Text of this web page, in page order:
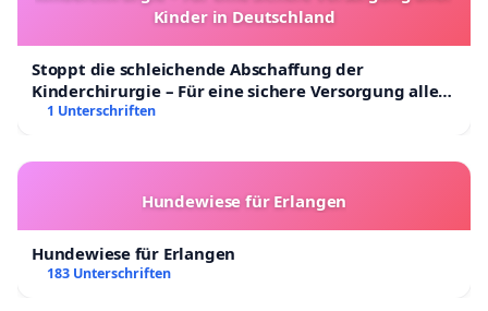
Kinder in Deutschland
Stoppt die schleichende Abschaffung der
Kinderchirurgie – Für eine sichere Versorgung aller
Kinder in Deutschland
1 Unterschriften
Hundewiese für Erlangen
Hundewiese für Erlangen
183 Unterschriften